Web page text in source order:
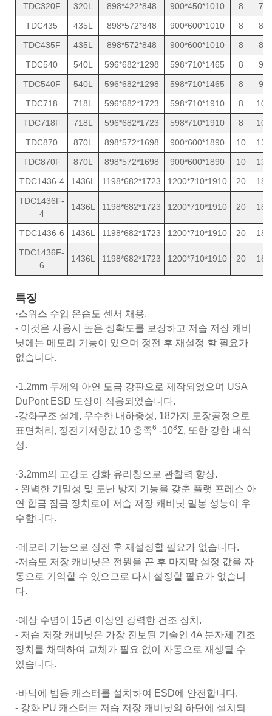
TDC320F
320L 898*422*848 900*450*1010 8
70
TDC435
435L 898*572*848 900*600*1010 8
82
TDC435F
435L 898*572*848 900*600*1010 8
82
TDC540
540L 596*682*1298 598*710*1465 8
95
TDC540F
540L 596*682*1298 598*710*1465 8
95
TDC718
718L 596*682*1723 598*710*1910 8
105
TDC718F
718L 596*682*1723 598*710*1910 8
105
TDC870
870L 898*572*1698 900*600*1890 10
130
TDC870F
870L 898*572*1698 900*600*1890 10
130
TDC1436-4
1436L 1198*682*1723 1200*710*1910 20
189
TDC1436F-
4
1436L 1198*682*1723 1200*710*1910 20 189
TDC1436-6 1436L 1198*682*1723 1200*710*1910 20
189
TDC1436F-
6
1436L 1198*682*1723 1200*710*1910 20 189
특징
·스위스 수입 온습도 센서 채용.
- 이것은 사용시 높은 정확도를 보장하고 저습 저장 캐비
닛에는 메모리 기능이 있으며 정전 후 재설정 할 필요가
없습니다.
·1.2mm 두께의 아연 도금 강판으로 제작되었으며 USA
DuPont ESD 도장이 적용되었습니다.
-강화구조 설계, 우수한 내하중성, 18가지 도장공정으로
표면처리, 정전기저항값 10 충족6 -108Σ, 또한 강한 내식
성.
·3.2mm의 고강도 강화 유리창으로 관찰력 향상.
- 완벽한 기밀성 및 도난 방지 기능을 갖춘 플랫 프레스 아
연 합금 잠금 장치로이 저습 저장 캐비닛 밀봉 성능이 우
수합니다.
·메모리 기능으로 정전 후 재설정할 필요가 없습니다.
-저습도 저장 캐비닛은 전원을 끈 후 마지막 설정 값을 자
동으로 기억할 수 있으므로 다시 설정할 필요가 없습니
다.
·예상 수명이 15년 이상인 강력한 건조 장치.
- 저습 저장 캐비닛은 가장 진보된 기술인 4A 분자체 건조
장치를 채택하여 교체가 필요 없이 자동으로 재생될 수
있습니다.
·바닥에 범용 캐스터를 설치하여 ESD에 안전합니다.
- 강화 PU 캐스터는 저습 저장 캐비닛의 하단에 설치되